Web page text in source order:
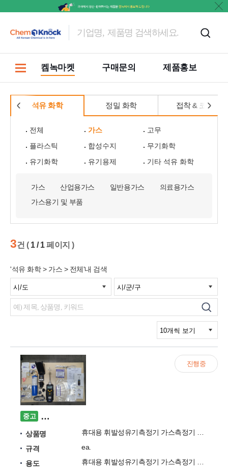
켐녹마켓 구매문의 제품홍보
석유 화학 정밀 화학 접착 & 코팅
전체 가스
고무
플라스틱
합성수지
무기화학
유기화학
유기용제 기타 석유 화학
가스 산업용가스 일반용가스
의료용가스
가스용기 및 부품
3건 ( 1 / 1페이지 )
'석유 화학 > 가스 > 전체'내 검색
중고 휴대용 휘발성유기측정기 가스측정기
상품명
규격
ea.
용도
진행중